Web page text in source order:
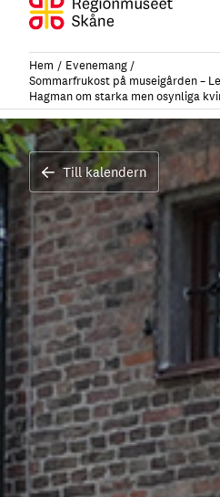
Hoppa
Hem
Evenemang
Sommarfrukost på museigården –
Hagman om starka men osynliga
Till kalendern